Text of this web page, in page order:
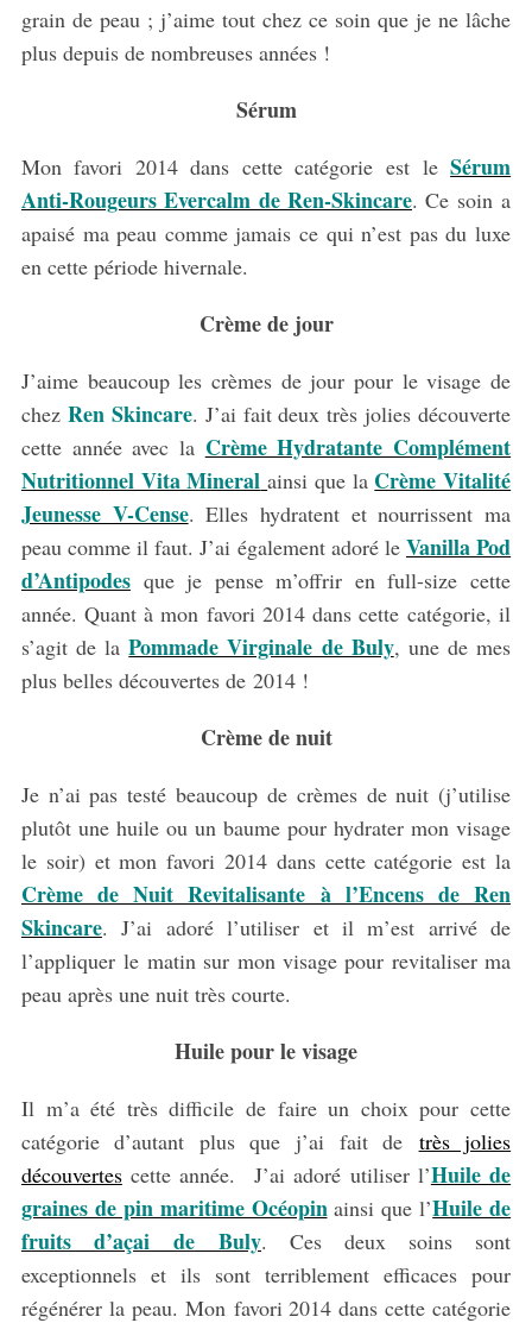
grain de peau ; j’aime tout chez ce soin que je ne lâche
plus depuis de nombreuses années !
Sérum
Mon favori 2014 dans cette catégorie est leSérum
Anti-Rougeurs Evercalm de Ren-Skincare. Ce soin a
apaisé ma peau comme jamais ce qui n’est pas du luxe
en cette période hivernale.
Crème de jour
J’aime beaucoup les crèmes de jour pour le visage de
chez Ren Skincare. J’ai fait deux très jolies découverte
cette année avec la Crème Hydratante Complément
Nutritionnel Vita Mineral ainsi que la Crème Vitalité
Jeunesse V-Cense. Elles hydratent et nourrissent ma
peau comme il faut. J’ai également adoré le Vanilla Pod
d’Antipodesque je pense m’offrir en full-size cette
année. Quant à mon favori 2014 dans cette catégorie, il
s’agit de laPommade Virginale de Buly, une de mes
plus belles découvertes de 2014 !
Crème de nuit
Je n’ai pas testé beaucoup de crèmes de nuit (j’utilise
plutôt une huile ou un baume pour hydrater mon visage
le soir) et mon favori 2014 dans cette catégorie est la
Crème de Nuit Revitalisante à l’Encens de Ren
Skincare. J’ai adoré l’utiliser et il m’est arrivé de
l’appliquer le matin sur mon visage pour revitaliser ma
peau après une nuit très courte.
Huile pour le visage
Il m’a été très difficile de faire un choix pour cette
catégorie d’autant plus que j’ai fait de très jolies
découvertescette année. J’ai adoré utiliser l’Huile de
graines de pin maritime Océopinainsi que l’Huile de
fruits d’açai de
Buly. Ces deux soins sont
exceptionnels et ils sont terriblement efficaces pour
régénérer la peau. Mon favori 2014 dans cette catégorie
a
r
c
h
o
r
: